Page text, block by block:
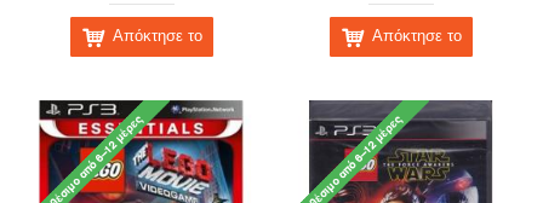
Απόκτησε το Απόκτησε το